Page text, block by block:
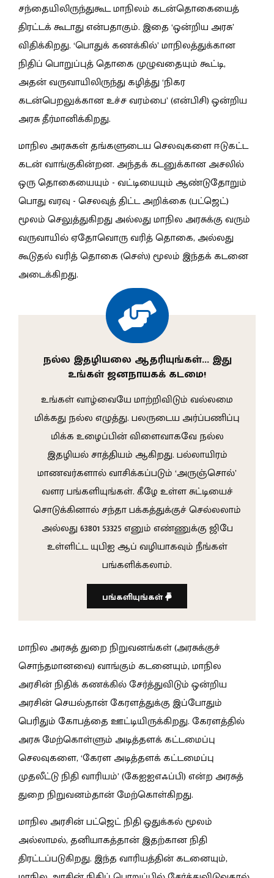
சந்தையிலிருந்துகூட மாநிலம் கடன்தொகையைத்
திரட்டக் கூடாது என்பதாகும். இதை ‘ஒன்றிய அரசு’
விதிக்கிறது. ‘பொதுக் கணக்கில்’ மாநிலத்துக்கான
நிதிப் பொறுப்புத் தொகை முழுவதையும் கூட்டி,
அதன் வருவாயிலிருந்து கழித்து ‘நிகர
கடன்பெறலுக்கான உச்ச வரம்பை’ (என்பிசி) ஒன்றிய
அரசு தீர்மானிக்கிறது.
மாநில அரசுகள் தங்களுடைய செலவுகளை ஈடுகட்ட
கடன் வாங்குகின்றன. அந்தக் கடனுக்கான அசலில்
ஒரு தொகையையும் - வட்டியையும் ஆண்டுதோறும்
பொது வரவு - செலவுத் திட்ட அறிக்கை (பட்ஜெட்)
மூலம் செலுத்துகிறது அல்லது மாநில அரசுக்கு வரும்
வருவாயில் ஏதோவொரு வரித் தொகை, அல்லது
கூடுதல் வரித் தொகை (செஸ்) மூலம் இந்தக் கடனை
அடைக்கிறது.
நல்ல இதழியலை ஆதரியுங்கள்… இது
உங்கள் ஜனநாயகக் கடமை!
உங்கள் வாழ்வையே மாற்றிவிடும் வல்லமை
மிக்கது நல்ல எழுத்து. பலருடைய அர்ப்பணிப்பு
மிக்க உழைப்பின் விளைவாகவே நல்ல
இதழியல் சாத்தியம் ஆகிறது. பல்லாயிரம்
மாணவர்களால் வாசிக்கப்படும் ‘அருஞ்சொல்’
வளர பங்களியுங்கள். கீழே உள்ள சுட்டியைச்
சொடுக்கினால் சந்தா பக்கத்துக்குச் செல்லலாம்
அல்லது 63801 53325 எனும் எண்ணுக்கு ஜிபே
உள்ளிட்ட யுபிஐ ஆப் வழியாகவும் நீங்கள்
பங்களிக்கலாம்.
பங்களியுங்கள்
மாநில அரசுத் துறை நிறுவனங்கள் (அரசுக்குச்
சொந்தமானவை) வாங்கும் கடனையும், மாநில
அரசின் நிதிக் கணக்கில் சேர்த்துவிடும் ஒன்றிய
அரசின் செயல்தான் கேரளத்துக்கு இப்போதும்
பெரிதும் கோபத்தை ஊட்டியிருக்கிறது. கேரளத்தில்
அரசு மேற்கொள்ளும் அடித்தளக் கட்டமைப்பு
செலவுகளை, ‘கேரள அடித்தளக் கட்டமைப்பு
முதலீட்டு நிதி வாரியம்’ (கேஐஐஎஃப்பி) என்ற அரசுத்
துறை நிறுவனம்தான் மேற்கொள்கிறது.
மாநில அரசின் பட்ஜெட் நிதி ஒதுக்கல் மூலம்
அல்லாமல், தனியாகத்தான் இதற்கான நிதி
திரட்டப்படுகிறது. இந்த வாரியத்தின் கடனையும்,